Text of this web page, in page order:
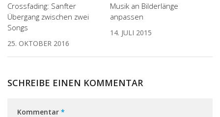
Crossfading: Sanfter
Übergang zwischen zwei
Songs
25. OKTOBER 2016
Musik an Bilderlänge
anpassen
14. JULI 2015
SCHREIBE EINEN KOMMENTAR
Kommentar *